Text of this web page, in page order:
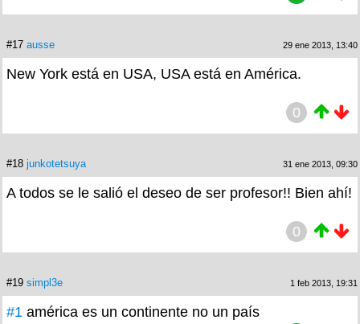
#17 ausse 29 ene 2013, 13:40
New York está en USA, USA está en América.
0
#18 junkotetsuya 31 ene 2013, 09:30
A todos se le salió el deseo de ser profesor!! Bien ahí!
0
#19 simpl3e 1 feb 2013, 19:31
#1 américa es un continente no un país